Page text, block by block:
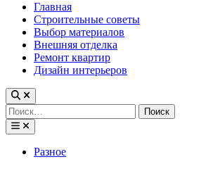
Главная
Строительные советы
Выбор материалов
Внешняя отделка
Ремонт квартир
Дизайн интерьеров
Найти:
PostedРазное